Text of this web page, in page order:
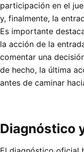
participación en el
y, finalmente, la
Es importante
la acción de la
comentar una
de hecho, la última
antes de caminar
Diagnóstico